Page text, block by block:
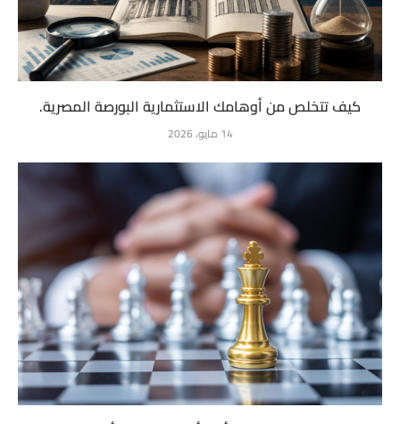
كيف تتخلص من أوهامك الاستثمارية البورصة المصرية.
14 مايو، 2026